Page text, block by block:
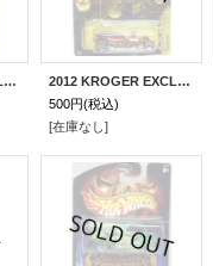
2012 KROGER EXCLUSIVE HALLOWEEN 【W-OOZIE】 SILVERBLUE/3SP
2012 KROGER EXCLUSIVE HALLOWEEN 【FANGULA】 MET.ORANGE/PR5
500円(税込)
[在庫なし]